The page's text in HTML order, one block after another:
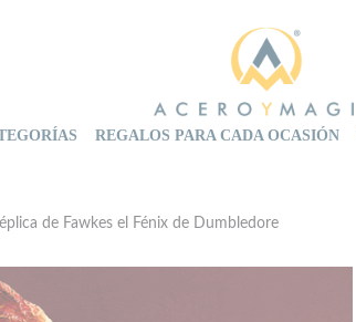
REGALOS PARA CADA OCASIÓN
de Fawkes el Fénix de Dumbledore